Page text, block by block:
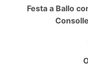
Festa a Ballo